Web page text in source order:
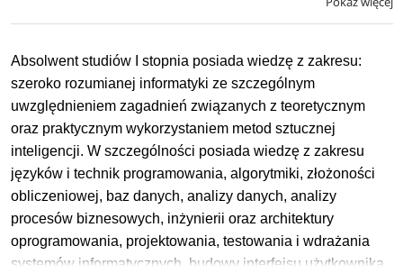
planować i przeprowadzać eksperymenty z zakresu
elektrotechniki,
zaprojektować złożone urządzenie, obiekt, system lub
proces złożony z elementów wykonawczych i
pomiarowych, projektować,
modelować oraz diagnozować pracę urządzeń, sieci i
systemów elektroenergetycznych, programować
sterowniki przemysłowe i komputery jednoukładowe,
projektować zminiaturyzowane i wielokanałowe
elektroniczne (analogowe i cyfrowe) elementy
Absolwent studiów I stopnia posiada wiedzę z zakresu:
szeroko rozumianej informatyki ze szczególnym
uwzględnieniem zagadnień związanych z teoretycznym
oraz praktycznym wykorzystaniem metod sztucznej
inteligencji. W szczególności posiada wiedzę z zakresu
języków i technik programowania, algorytmiki, złożoności
obliczeniowej, baz danych, analizy danych, analizy
procesów biznesowych, inżynierii oraz architektury
oprogramowania, projektowania, testowania i wdrażania
systemów informatycznych, budowy interfejsu użytkownika,